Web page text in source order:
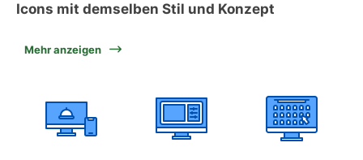
Icons mit demselben Stil und Konzept
Mehr anzeigen